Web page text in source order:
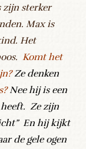
sterker
Max is
Het
Komt het
Ze denken
Nee hij is een
Ze zijn
En hij kijkt
de gele ogen